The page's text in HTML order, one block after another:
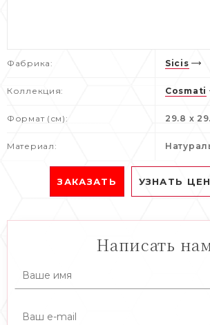
Фабрика: Sicis
Коллекция: Cosmati
Формат (см): 29.8 x
Материал:
ЗАКАЗАТЬ УЗНАТЬ
Написать